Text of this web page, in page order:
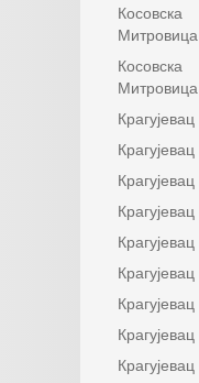
Косовска
Митровица
Косовска
Митровица
Крагујевац
Крагујевац
Крагујевац
Крагујевац
Крагујевац
Крагујевац
Крагујевац
Крагујевац
Крагујевац